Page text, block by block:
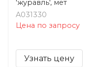
'журавль', мет
A031330
Цена по запросу
Узнать цену